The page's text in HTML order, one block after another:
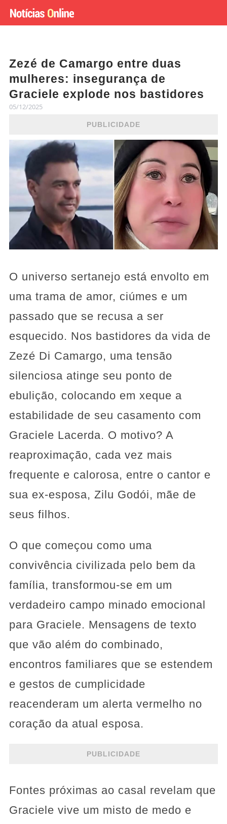
Zezé de Camargo entre duas
mulheres: insegurança de
Graciele explode nos bastidores
05/12/2025
PUBLICIDADE
O universo sertanejo está envolto em
uma trama de amor, ciúmes e um
passado que se recusa a ser
esquecido. Nos bastidores da vida de
Zezé Di Camargo, uma tensão
silenciosa atinge seu ponto de
ebulição, colocando em xeque a
estabilidade de seu casamento com
Graciele Lacerda. O motivo? A
reaproximação, cada vez mais
frequente e calorosa, entre o cantor e
sua ex-esposa, Zilu Godói, mãe de
seus filhos.
O que começou como uma
convivência civilizada pelo bem da
família, transformou-se em um
verdadeiro campo minado emocional
para Graciele. Mensagens de texto
que vão além do combinado,
encontros familiares que se estendem
e gestos de cumplicidade
reacenderam um alerta vermelho no
coração da atual esposa.
PUBLICIDADE
Fontes próximas ao casal revelam que
Graciele vive um misto de medo e